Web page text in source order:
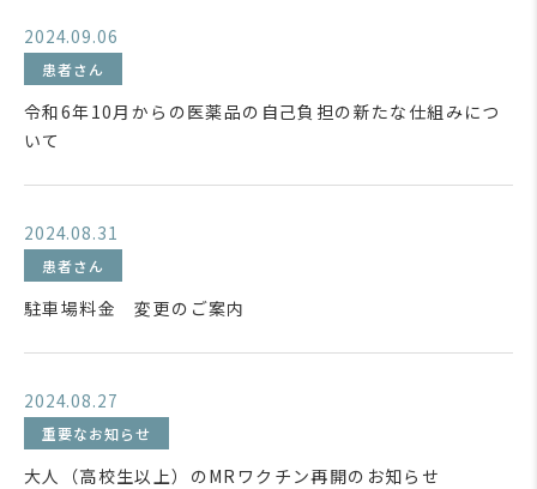
2024.09.06
患者さん
令和6年10月からの医薬品の自己負担の新たな仕組みにつ
いて
2024.08.31
患者さん
駐車場料金 変更のご案内
2024.08.27
重要なお知らせ
大人（高校生以上）のMRワクチン再開のお知らせ